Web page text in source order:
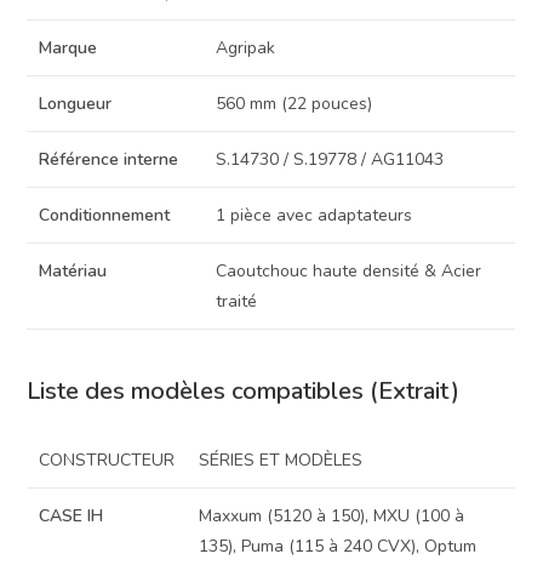
Marque Agripak
Longueur 560 mm (22 pouces)
Référence interne S.14730 / S.19778 / AG11043
Conditionnement 1 pièce avec adaptateurs
Matériau
Caoutchouc haute densité & Acier
traité
Liste des modèles compatibles (Extrait)
CONSTRUCTEUR SÉRIES ET MODÈLES
CASE IH
Maxxum (5120 à 150), MXU (100 à
135), Puma (115 à 240 CVX), Optum